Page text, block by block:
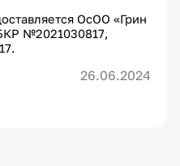
ОсОО «Грин
№2021030817,
26.06.2024